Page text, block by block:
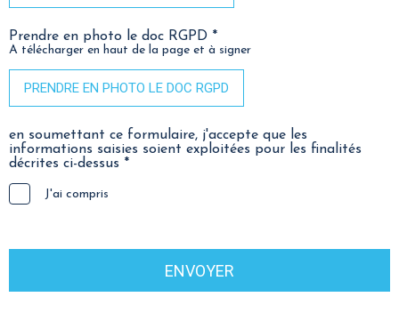
Prendre en photo le doc RGPD *
A télécharger en haut de la page et à signer
PRENDRE EN PHOTO LE DOC RGPD
en soumettant ce formulaire, j'accepte que les
informations saisies soient exploitées pour les finalités
décrites ci-dessus *
J'ai compris
ENVOYER